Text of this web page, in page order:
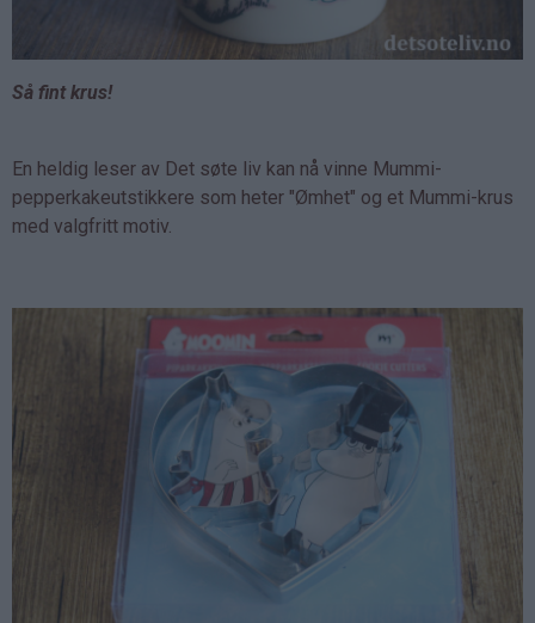
Så fint krus!
En heldig leser av Det søte liv kan nå vinne Mummi-
pepperkakeutstikkere som heter "Ømhet" og et Mummi-krus
med valgfritt motiv.